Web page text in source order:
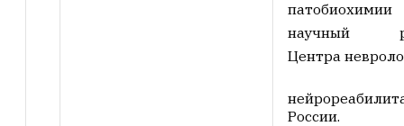
научный
Центра
России.